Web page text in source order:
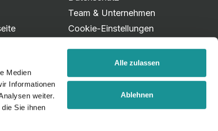
Medien
Informationen
weiter.
Sie ihnen
Alle zulassen
Ablehnen
Team & Unternehmen
Cookie-Einstellungen